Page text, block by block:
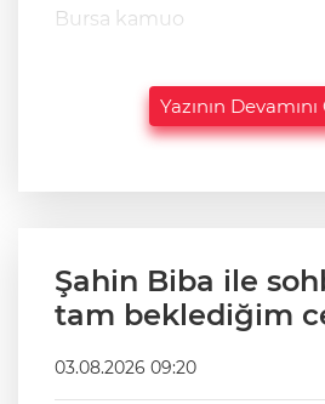
Bursa kamuo
Yazının
Şahin Biba ile
tam beklediğim
03.08.2026 09:20